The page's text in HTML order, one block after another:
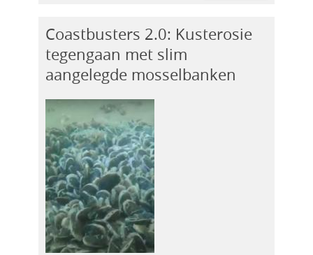
Coastbusters 2.0: Kusterosie
tegengaan met slim
aangelegde mosselbanken